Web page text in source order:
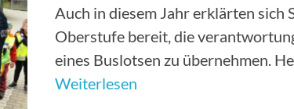
Auch in diesem Jahr erklärten sich
Oberstufe bereit, die
eines Buslotsen zu übernehmen.
Weiterlesen